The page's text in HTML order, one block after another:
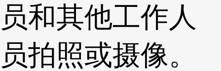
员和其他工作人
员拍照或摄像。